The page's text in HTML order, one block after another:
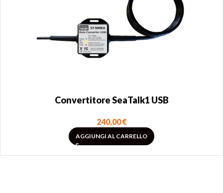
Convertitore SeaTalk1 USB
240,00€
AGGIUNGI AL CARRELLO